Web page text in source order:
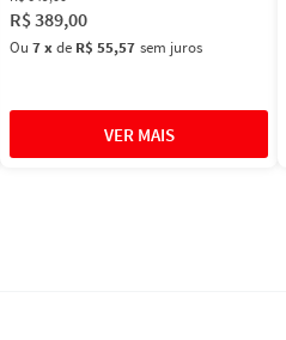
R$389,00
Ou 7xde R$ 55,57 sem juros